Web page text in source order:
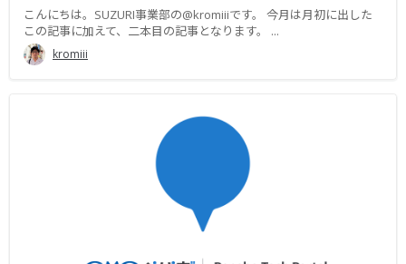
こんにちは。SUZURI事業部の@kromiiiです。 今月は月初に出した
この記事に加えて、二本目の記事となります。 ...
kromiii